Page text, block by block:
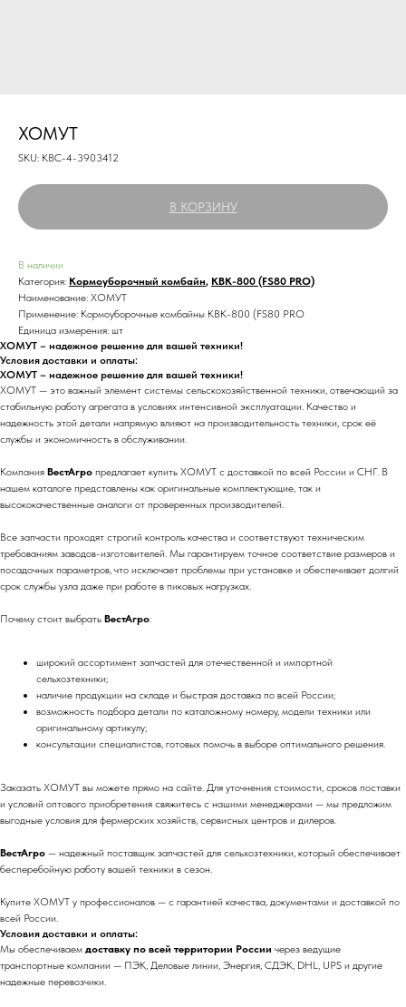
ХОМУТ
SKU: КВС-4-3903412
В КОРЗИНУ
В наличии
Категория: Кормоуборочный комбайн, КВК-800 (FS80 PRO)
Наименование: ХОМУТ
Применение: Кормоуборочные комбайны КВК-800 (FS80 PRO
Единица измерения: шт
ХОМУТ – надежное решение для вашей техники!
Условия доставки и оплаты:
ХОМУТ – надежное решение для вашей техники!
ХОМУТ — это важный элемент системы сельскохозяйственной техники, отвечающий за
стабильную работу агрегата в условиях интенсивной эксплуатации. Качество и
надежность этой детали напрямую влияют на производительность техники, срок её
службы и экономичность в обслуживании.
Компания ВестАгро предлагает купить ХОМУТ с доставкой по всей России и СНГ. В
нашем каталоге представлены как оригинальные комплектующие, так и
высококачественные аналоги от проверенных производителей.
Все запчасти проходят строгий контроль качества и соответствуют техническим
требованиям заводов-изготовителей. Мы гарантируем точное соответствие размеров и
посадочных параметров, что исключает проблемы при установке и обеспечивает долгий
срок службы узла даже при работе в пиковых нагрузках.
Почему стоит выбрать ВестАгро:
широкий ассортимент запчастей для отечественной и импортной
сельхозтехники;
наличие продукции на складе и быстрая доставка по всей России;
возможность подбора детали по каталожному номеру, модели техники или
оригинальному артикулу;
консультации специалистов, готовых помочь в выборе оптимального решения.
Заказать ХОМУТ вы можете прямо на сайте. Для уточнения стоимости, сроков поставки
и условий оптового приобретения свяжитесь с нашими менеджерами — мы предложим
выгодные условия для фермерских хозяйств, сервисных центров и дилеров.
ВестАгро — надежный поставщик запчастей для сельхозтехники, который обеспечивает
бесперебойную работу вашей техники в сезон.
Купите ХОМУТ у профессионалов — с гарантией качества, документами и доставкой по
всей России.
Условия доставки и оплаты:
Мы обеспечиваем доставку по всей территории России через ведущие
транспортные компании — ПЭК, Деловые линии, Энергия, СДЭК, DHL, UPS и другие
надежные перевозчики.